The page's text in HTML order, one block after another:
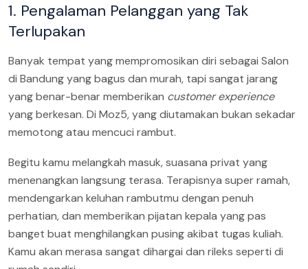
1. Pengalaman Pelanggan yang Tak
Terlupakan
Banyak tempat yang mempromosikan diri sebagai Salon
di Bandung yang bagus dan murah, tapi sangat jarang
yang benar-benar memberikan customer experience
yang berkesan. Di Moz5, yang diutamakan bukan sekadar
memotong atau mencuci rambut.
Begitu kamu melangkah masuk, suasana privat yang
menenangkan langsung terasa. Terapisnya super ramah,
mendengarkan keluhan rambutmu dengan penuh
perhatian, dan memberikan pijatan kepala yang pas
banget buat menghilangkan pusing akibat tugas kuliah.
Kamu akan merasa sangat dihargai dan rileks seperti di